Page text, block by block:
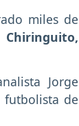
miles de
Jorge
futbolista de